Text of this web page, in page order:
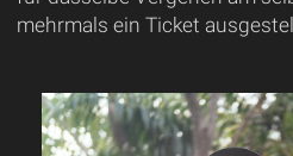
mehrmals ein Ticket